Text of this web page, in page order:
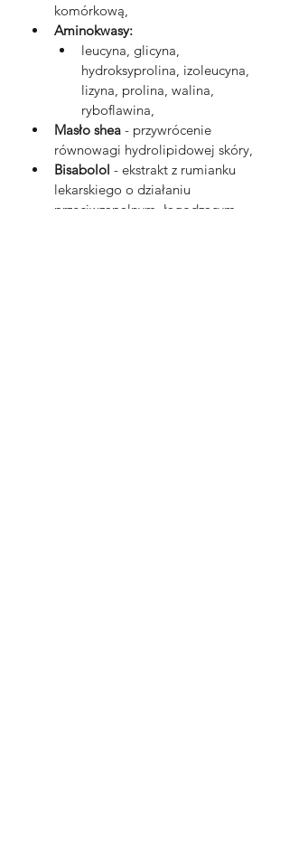
komórkową,
Aminokwasy:
leucyna, glicyna,
hydroksyprolina, izoleucyna,
lizyna, prolina, walina,
ryboflawina,
Masło shea - przywrócenie
równowagi hydrolipidowej skóry,
Bisabolol - ekstrakt z rumianku
lekarskiego o działaniu
przeciwzapalnym, łagodzącym